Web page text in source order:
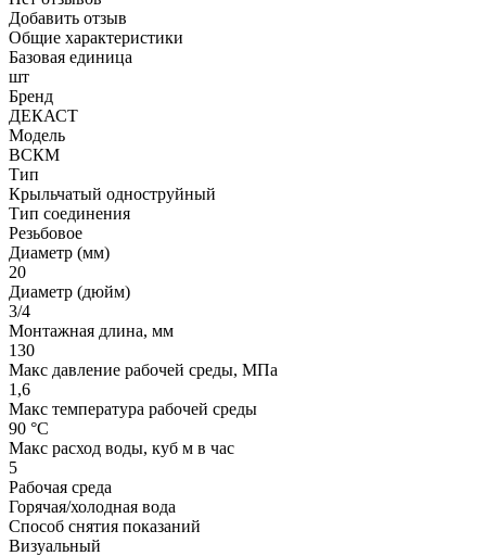
Добавить отзыв
Общие характеристики
Базовая единица
шт
Бренд
ДЕКАСТ
Модель
ВСКМ
Тип
Крыльчатый одноструйный
Тип соединения
Резьбовое
Диаметр (мм)
20
Диаметр (дюйм)
3/4
Монтажная длина, мм
130
Макс давление рабочей среды, МПа
1,6
Макс температура рабочей среды
90 °С
Макс расход воды, куб м в час
5
Рабочая среда
Горячая/холодная вода
Способ снятия показаний
Визуальный